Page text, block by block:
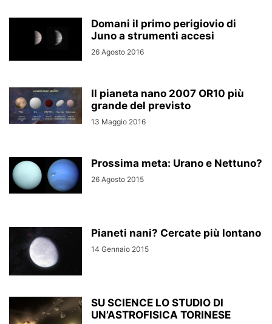
Domani il primo perigiovio di
Juno a strumenti accesi
26 Agosto 2016
Il pianeta nano 2007 OR10 più
grande del previsto
13 Maggio 2016
Prossima meta: Urano e Nettuno?
26 Agosto 2015
Pianeti nani? Cercate più lontano
14 Gennaio 2015
SU SCIENCE LO STUDIO DI
UN’ASTROFISICA TORINESE